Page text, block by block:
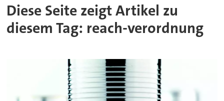
Diese Seite zeigt Artikel zu
diesem Tag: reach-verordnung